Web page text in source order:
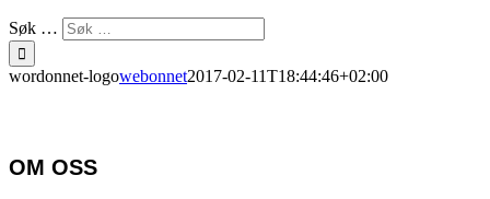
Søk …
wordonnet-logowebonnet2017-02-11T18:44:46+02:00
OM OSS